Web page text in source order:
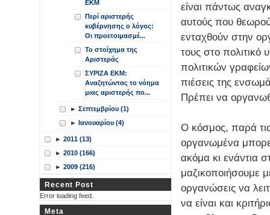
είναι πάντως
αυτούς που
ενταχθούν στην
τους στο πολιτικό
πολιτικών
πιέσεις της
Πρέπει να
Ο κόσμος, παρά τις
οργανωμένα
ακόμα κι ενάντια
μαζικοποιήσουμε
οργανώσεις να
να είναι και
ΕΚΜ
Περί αριστερής
κυβέρνησης ο λόγος:
Οι προετοιμασμέ...
Το στοίχημα της
Αριστεράς
ΣΥΡΙΖΑ ΕΚΜ:
Αναζητώντας το νόημα
μιας αριστερής πο...
► Σεπτεμβρίου (1)
► Ιανουαρίου (4)
► 2011 (13)
► 2010 (166)
► 2009 (216)
Recent Post
Error loading feed.
Meta